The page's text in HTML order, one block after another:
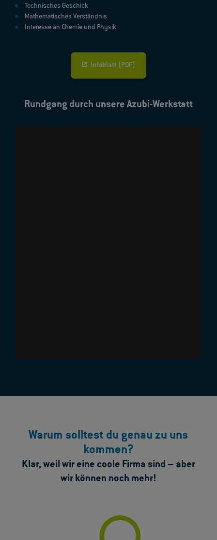
Technisches Geschick
Mathematisches Verständnis
Interesse an Chemie und Physik
Infoblatt (PDF)
Rundgang durch unsere Azubi-Werkstatt
Warum solltest du genau zu uns
kommen?
Klar, weil wir eine coole Firma sind – aber
wir können noch mehr!